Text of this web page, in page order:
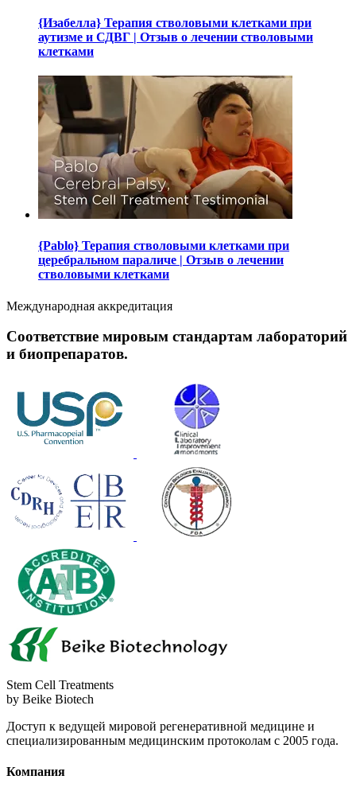
{Изабелла} Терапия стволовыми клетками при
аутизме и СДВГ | Отзыв о лечении стволовыми
клетками
{Pablo} Терапия стволовыми клетками при
церебральном параличе | Отзыв о лечении
стволовыми клетками
Международная аккредитация
Соответствие мировым стандартам лабораторий
и биопрепаратов.
Stem Cell Treatments
by Beike Biotech
Доступ к ведущей мировой регенеративной медицине и
специализированным медицинским протоколам с 2005 года.
Компания